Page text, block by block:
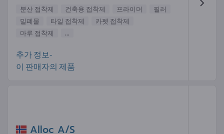
분산 접착제 건축용 접착제 프라이머
필러
밀폐물
타일​​ 접착제
카펫 접착제
마루 접착제
...
추가 정보-
이 판매자의 제품
Alloc A/S